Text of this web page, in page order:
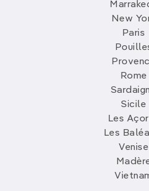
New
Paris
Rome
Sicile
Les
Les
Venise